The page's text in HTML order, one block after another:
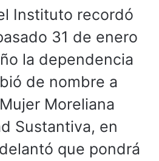
Instituto recordó
31 de enero
la dependencia
de nombre a
Moreliana
Sustantiva, en
que pondrá